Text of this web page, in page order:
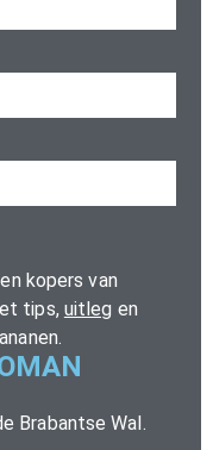
kopers van
tips, uitleg en
Brabantse Wal.